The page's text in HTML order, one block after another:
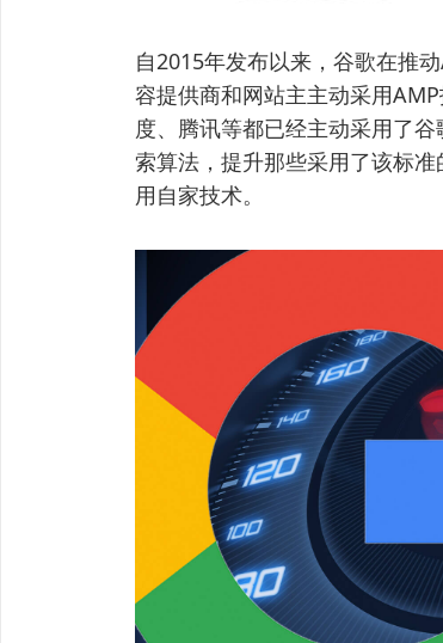
自2015年发布以来，谷歌在推
容提供商和网站主主动采用
度、腾讯等都已经主动采用了
索算法，提升那些采用了该标
用自家技术。